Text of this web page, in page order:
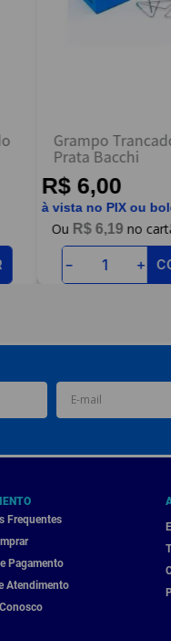
Grampo
Prata Bacchi
R$ 6,00
à vista no PIX ou
R$ 6,19
＋
－
Frequentes
Pagamento
Atendimento